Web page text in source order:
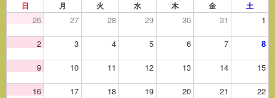
日 月 火 水 木 金 土
26 27 28 29 30 31 1
2 3 4 5 6 7 8
9 10 11 12 13 14 15
16 17 18 19 20 21 22